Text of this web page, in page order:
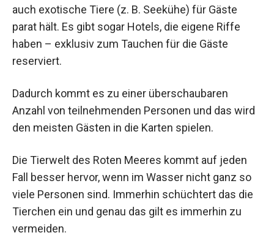
auch exotische Tiere (z. B. Seekühe) für Gäste
parat hält. Es gibt sogar Hotels, die eigene Riffe
haben – exklusiv zum Tauchen für die Gäste
reserviert.
Dadurch kommt es zu einer überschaubaren
Anzahl von teilnehmenden Personen und das wird
den meisten Gästen in die Karten spielen.
Die Tierwelt des Roten Meeres kommt auf jeden
Fall besser hervor, wenn im Wasser nicht ganz so
viele Personen sind. Immerhin schüchtert das die
Tierchen ein und genau das gilt es immerhin zu
vermeiden.